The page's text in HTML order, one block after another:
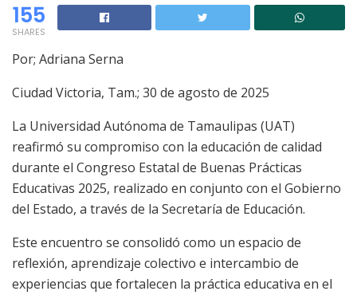
155
SHARES
Por; Adriana Serna
Ciudad Victoria, Tam.; 30 de agosto de 2025
La Universidad Autónoma de Tamaulipas (UAT)
reafirmó su compromiso con la educación de calidad
durante el Congreso Estatal de Buenas Prácticas
Educativas 2025, realizado en conjunto con el Gobierno
del Estado, a través de la Secretaría de Educación.
Este encuentro se consolidó como un espacio de
reflexión, aprendizaje colectivo e intercambio de
experiencias que fortalecen la práctica educativa en el